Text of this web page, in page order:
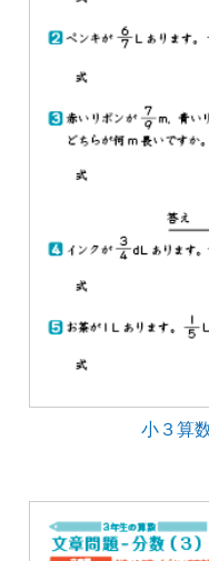
小３算